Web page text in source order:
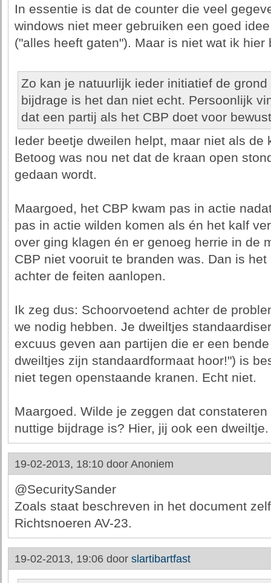
In essentie is dat de counter die veel
windows niet meer gebruiken een goed
("alles heeft gaten"). Maar is niet wat ik hier
Zo kan je natuurlijk ieder initiatief de
bijdrage is het dan niet echt. Persoonlijk
dat een partij als het CBP doet voor
Ieder beetje dweilen helpt, maar niet als de
Betoog was nou net dat de kraan open
gedaan wordt.
Maargoed, het CBP kwam pas in actie
pas in actie wilden komen als én het kalf
over ging klagen én er genoeg herrie in de
CBP niet vooruit te branden was. Dan is
achter de feiten aanlopen.
Ik zeg dus: Schoorvoetend achter de
we nodig hebben. Je dweiltjes
excuus geven aan partijen die er een
dweiltjes zijn standaardformaat hoor!") is
niet tegen openstaande kranen. Echt niet.
Maargoed. Wilde je zeggen dat
nuttige bijdrage is? Hier, jij ook een dweiltje.
19-02-2013, 18:10 door Anoniem
@SecuritySander
Zoals staat beschreven in het document
Richtsnoeren AV-23.
19-02-2013, 19:06 door slartibartfast